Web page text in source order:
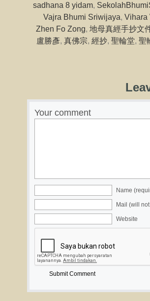
sadhana 8 yidam,
Vajra Bhumi Sriwijaya, Vihara
Zhen Fo Zong, 地母真經手抄文
盧勝彥, 真佛宗, 經抄, 聖輪堂, 聖
Your comment
Name
Mail (will
Website